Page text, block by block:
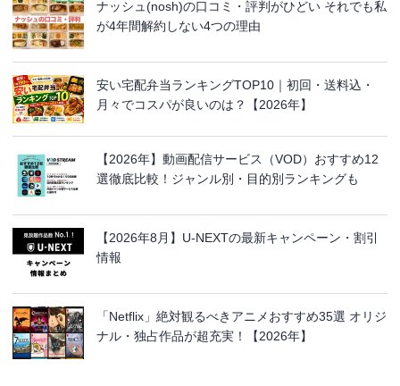
ナッシュ(nosh)の口コミ・評判がひどい それでも私
が4年間解約しない4つの理由
安い宅配弁当ランキングTOP10｜初回・送料込・
月々でコスパが良いのは？【2026年】
【2026年】動画配信サービス（VOD）おすすめ12
選徹底比較！ジャンル別・目的別ランキングも
【2026年8月】U-NEXTの最新キャンペーン・割引
情報
「Netflix」絶対観るべきアニメおすすめ35選 オリジ
ナル・独占作品が超充実！【2026年】